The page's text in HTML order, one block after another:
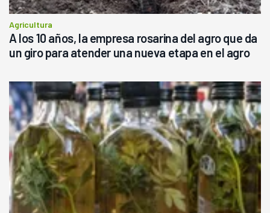
Agricultura
A los 10 años, la empresa rosarina del agro que da
un giro para atender una nueva etapa en el agro